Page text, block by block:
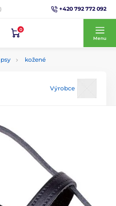
+420 792 772 092
0
Menu
kožené
Výrobce